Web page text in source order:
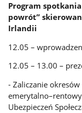
Program
powrót”
Irlandii
12.05 –
12.05 – 13.00 –
- Zaliczanie
Ubezpieczeń